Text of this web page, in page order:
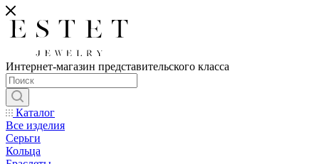
Интернет-магазин представительского класса
Каталог
Все изделия
Серьги
Кольца